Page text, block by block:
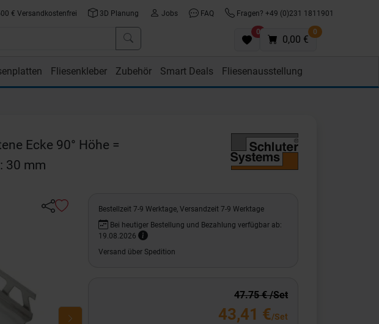
€ Versandkostenfrei 3D Planung Jobs FAQ Fragen? +49 (0)231 1811901
0 0
0,00 €
Fliesenkleber Zubehör Smart Deals Fliesenausstellung
Ecke 90° Höhe =
30 mm
Bestellzeit 7-9 Werktage, Versandzeit 7-9 Werktage
Bei heutiger Bestellung und Bezahlung verfügbar ab:
19.08.2026
Versand über Spedition
47.75 € /Set
43,41 €/Set